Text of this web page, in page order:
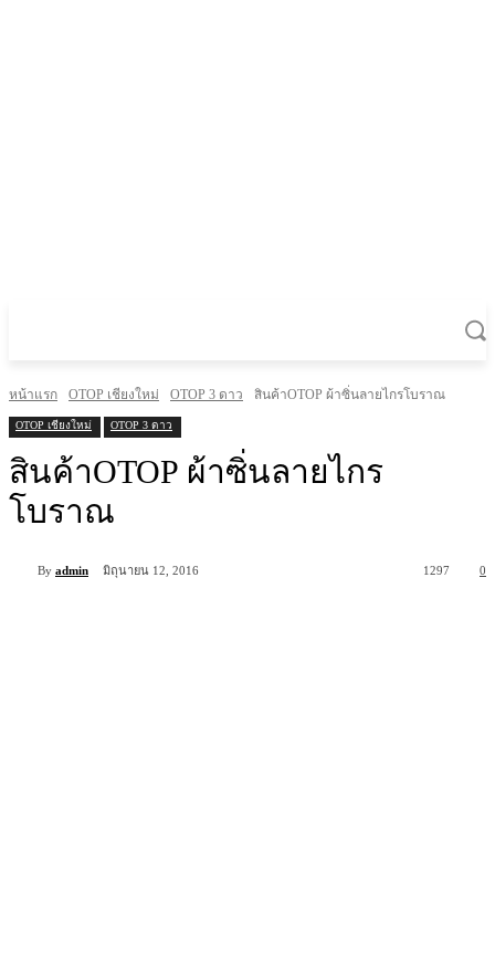
หน้าแรก OTOP เชียงใหม่ OTOP 3 ดาว สินค้าOTOP ผ้าซิ่นลายไกรโบราณ
OTOP เชียงใหม่ OTOP 3 ดาว
สินค้าOTOP ผ้าซิ่นลายไกร
โบราณ
By admin มิถุนายน 12, 2016 0
1297